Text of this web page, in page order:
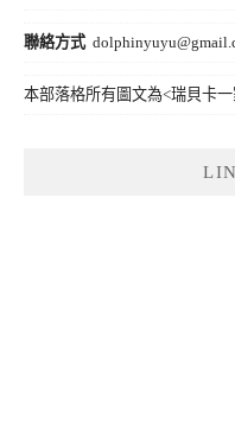
聯絡方式
本部落格所有圖文為<瑞貝卡